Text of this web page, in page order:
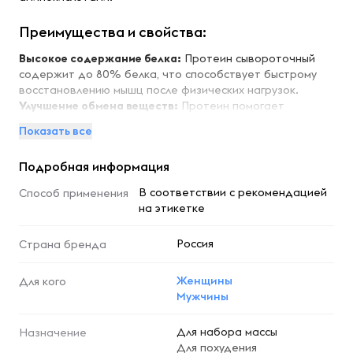
Преимущества и свойства:
Высокое содержание белка: Протеин сывороточный
содержит до 80% белка, что способствует быстрому
восстановлению мышц после физических нагрузок.
Улучшение обмена веществ: Протеин помогает
снижению веса и поддержанию мышечной массы.
усваивается организмом, обеспечивая мгновенное
Поддержка иммунной системы:Протеин содержит
иммуноглобулины, которые помогают укрепить
Удобство использования:
Протеин легко растворяется
приготовления коктейлей и смузи.
Протеин сывороточный Клубника имеет насыщенный
Показать все
Подробная информация
Способ применения
В соответствии с рекомендацией
на этикетке
Страна бренда Россия
Для кого
Женщины
Мужчины
Назначение
Для набора массы
Для похудения